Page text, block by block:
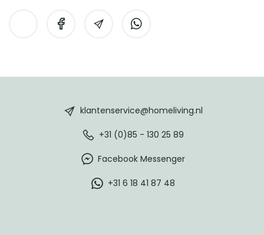
klantenservice@homeliving.nl
+31 (0)85 - 130 25 89
Facebook Messenger
+31 6 18 41 87 48